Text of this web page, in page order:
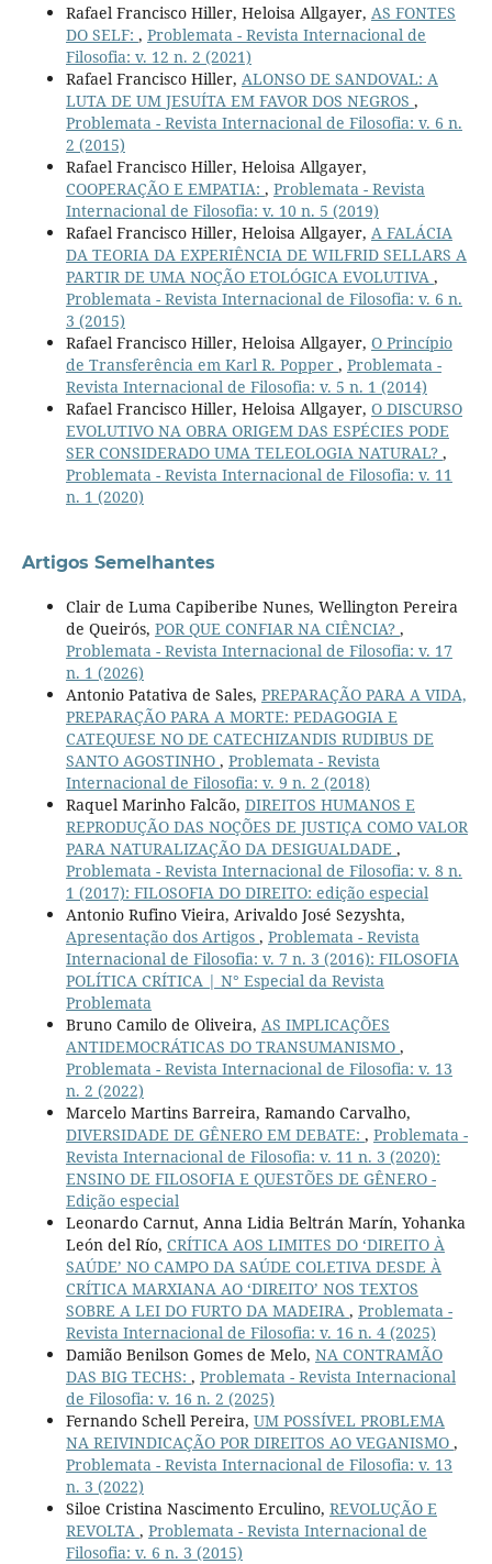
Rafael Francisco Hiller, Heloisa Allgayer, AS FONTES
DO SELF: , Problemata - Revista Internacional de
Filosofia: v. 12 n. 2 (2021)
Rafael Francisco Hiller, ALONSO DE SANDOVAL: A
LUTA DE UM JESUÍTA EM FAVOR DOS NEGROS ,
Problemata - Revista Internacional de Filosofia: v. 6 n.
2 (2015)
Rafael Francisco Hiller, Heloisa Allgayer,
COOPERAÇÃO E EMPATIA: , Problemata - Revista
Internacional de Filosofia: v. 10 n. 5 (2019)
Rafael Francisco Hiller, Heloisa Allgayer, A FALÁCIA
DA TEORIA DA EXPERIÊNCIA DE WILFRID SELLARS A
PARTIR DE UMA NOÇÃO ETOLÓGICA EVOLUTIVA ,
Problemata - Revista Internacional de Filosofia: v. 6 n.
3 (2015)
Rafael Francisco Hiller, Heloisa Allgayer, O Princípio
de Transferência em Karl R. Popper , Problemata -
Revista Internacional de Filosofia: v. 5 n. 1 (2014)
Rafael Francisco Hiller, Heloisa Allgayer, O DISCURSO
EVOLUTIVO NA OBRA ORIGEM DAS ESPÉCIES PODE
SER CONSIDERADO UMA TELEOLOGIA NATURAL? ,
Problemata - Revista Internacional de Filosofia: v. 11
n. 1 (2020)
Artigos Semelhantes
Clair de Luma Capiberibe Nunes, Wellington Pereira
de Queirós, POR QUE CONFIAR NA CIÊNCIA? ,
Problemata - Revista Internacional de Filosofia: v. 17
n. 1 (2026)
Antonio Patativa de Sales, PREPARAÇÃO PARA A VIDA,
PREPARAÇÃO PARA A MORTE: PEDAGOGIA E
CATEQUESE NO DE CATECHIZANDIS RUDIBUS DE
SANTO AGOSTINHO , Problemata - Revista
Internacional de Filosofia: v. 9 n. 2 (2018)
Raquel Marinho Falcão, DIREITOS HUMANOS E
REPRODUÇÃO DAS NOÇÕES DE JUSTIÇA COMO VALOR
PARA NATURALIZAÇÃO DA DESIGUALDADE ,
Problemata - Revista Internacional de Filosofia: v. 8 n.
1 (2017): FILOSOFIA DO DIREITO: edição especial
Antonio Rufino Vieira, Arivaldo José Sezyshta,
Apresentação dos Artigos , Problemata - Revista
Internacional de Filosofia: v. 7 n. 3 (2016): FILOSOFIA
POLÍTICA CRÍTICA | N° Especial da Revista
Problemata
Bruno Camilo de Oliveira, AS IMPLICAÇÕES
ANTIDEMOCRÁTICAS DO TRANSUMANISMO ,
Problemata - Revista Internacional de Filosofia: v. 13
n. 2 (2022)
Marcelo Martins Barreira, Ramando Carvalho,
DIVERSIDADE DE GÊNERO EM DEBATE: , Problemata -
Revista Internacional de Filosofia: v. 11 n. 3 (2020):
ENSINO DE FILOSOFIA E QUESTÕES DE GÊNERO -
Edição especial
Leonardo Carnut, Anna Lidia Beltrán Marín, Yohanka
León del Río, CRÍTICA AOS LIMITES DO ‘DIREITO À
SAÚDE’ NO CAMPO DA SAÚDE COLETIVA DESDE À
CRÍTICA MARXIANA AO ‘DIREITO’ NOS TEXTOS
SOBRE A LEI DO FURTO DA MADEIRA , Problemata -
Revista Internacional de Filosofia: v. 16 n. 4 (2025)
Damião Benilson Gomes de Melo, NA CONTRAMÃO
DAS BIG TECHS: , Problemata - Revista Internacional
de Filosofia: v. 16 n. 2 (2025)
Fernando Schell Pereira, UM POSSÍVEL PROBLEMA
NA REIVINDICAÇÃO POR DIREITOS AO VEGANISMO ,
Problemata - Revista Internacional de Filosofia: v. 13
n. 3 (2022)
Siloe Cristina Nascimento Erculino, REVOLUÇÃO E
REVOLTA , Problemata - Revista Internacional de
Filosofia: v. 6 n. 3 (2015)